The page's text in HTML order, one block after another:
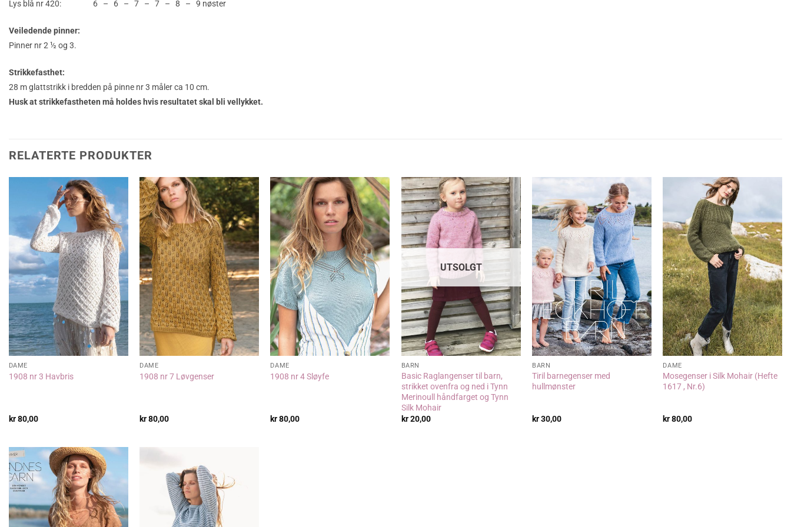
Lys blå nr 420: 6 – 6 – 7 – 7 – 8 – 9 nøster
Veiledende pinner:
Pinner nr 2 ½ og 3.
Strikkefasthet:
28 m glattstrikk i bredden på pinne nr 3 måler ca 10 cm.
Husk at strikkefastheten må holdes hvis resultatet skal bli vellykket.
RELATERTE PRODUKTER
DAME
1908 nr 3 Havbris
kr80,00
DAME
1908 nr 7 Løvgenser
kr80,00
DAME
1908 nr 4 Sløyfe
kr80,00
UTSOLGT
BARN
Basic Raglangenser til barn,
strikket ovenfra og ned i Tynn
Merinoull håndfarget og Tynn
Silk Mohair
kr20,00
BARN
Tiril barnegenser med
hullmønster
kr30,00
DAME
Mosegenser i Silk Mohair (Hefte
1617 , Nr.6)
kr80,00